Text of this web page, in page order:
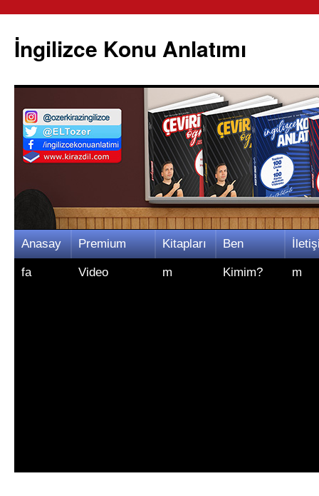
İngilizce Konu Anlatımı
İçeriğe
atla
Anasay
fa
Premium
Video
Kitapları
m
Ben
Kimim? m